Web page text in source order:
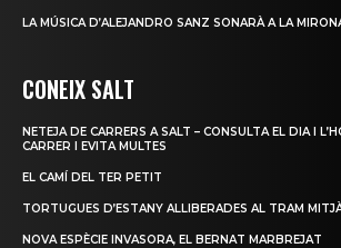
LA MÚSICA D’ALEJANDRO SANZ SONARÀ A LA
CONEIX SALT
NETEJA DE CARRERS A SALT – CONSULTA EL DIA I
CARRER I EVITA MULTES
EL CAMÍ DEL TER PETIT
TORTUGUES D’ESTANY ALLIBERADES AL TRAM
NOVA ESPÈCIE INVASORA, EL BERNAT MARBREJAT